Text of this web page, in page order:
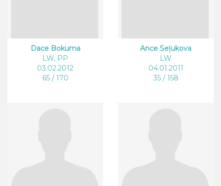
Dace Bokuma
LW, PP
03.02.2012
65 / 170
Ance Seļukova
LW
04.01.2011
35 / 158